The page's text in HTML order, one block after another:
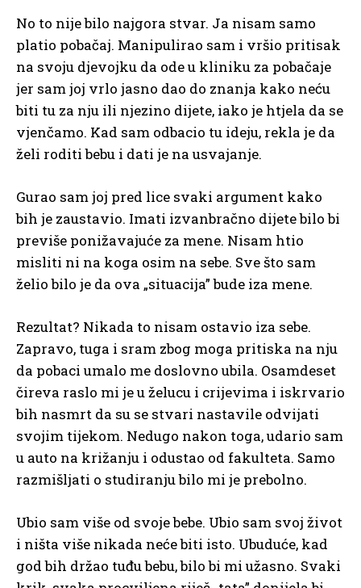
No to nije bilo najgora stvar. Ja nisam samo
platio pobačaj. Manipulirao sam i vršio pritisak
na svoju djevojku da ode u kliniku za pobačaje
jer sam joj vrlo jasno dao do znanja kako neću
biti tu za nju ili njezino dijete, iako je htjela da se
vjenčamo. Kad sam odbacio tu ideju, rekla je da
želi roditi bebu i dati je na usvajanje.
Gurao sam joj pred lice svaki argument kako
bih je zaustavio. Imati izvanbračno dijete bilo bi
previše ponižavajuće za mene. Nisam htio
misliti ni na koga osim na sebe. Sve što sam
želio bilo je da ova „situacija” bude iza mene.
Rezultat? Nikada to nisam ostavio iza sebe.
Zapravo, tuga i sram zbog moga pritiska na nju
da pobaci umalo me doslovno ubila. Osamdeset
čireva raslo mi je u želucu i crijevima i iskrvario
bih nasmrt da su se stvari nastavile odvijati
svojim tijekom. Nedugo nakon toga, udario sam
u auto na križanju i odustao od fakulteta. Samo
razmišljati o studiranju bilo mi je prebolno.
Ubio sam više od svoje bebe. Ubio sam svoj život
i ništa više nikada neće biti isto. Ubuduće, kad
god bih držao tuđu bebu, bilo bi mi užasno. Svaki